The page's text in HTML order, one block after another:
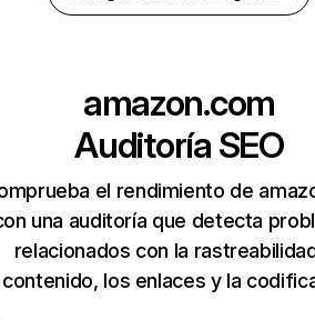
amazon.com
Auditoría SEO
el rendimiento de
una auditoría que detecta
relacionados con la
contenido, los enlaces y la